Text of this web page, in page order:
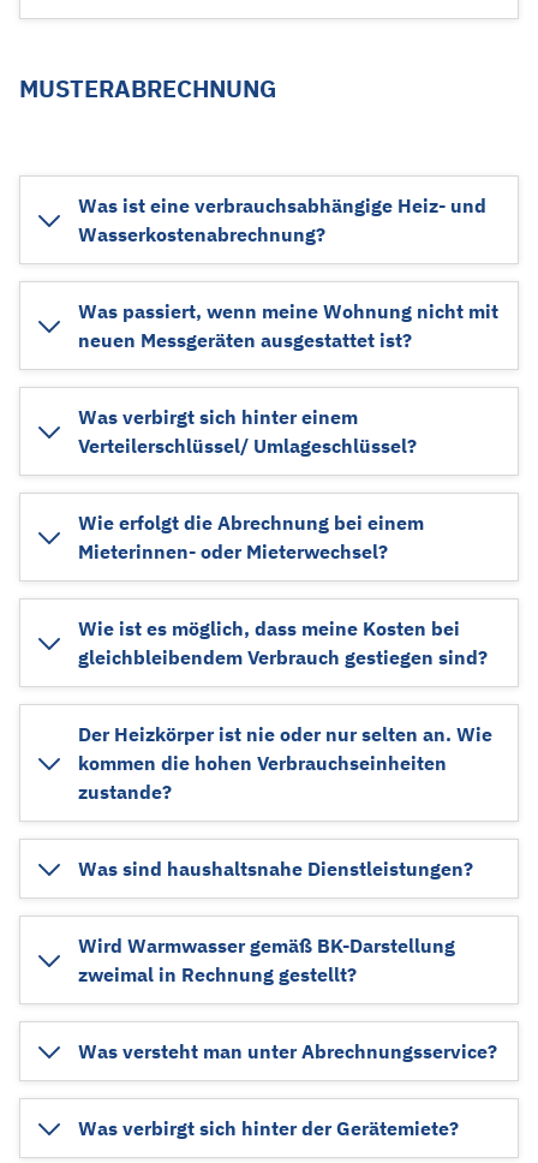
MUSTERABRECHNUNG
Was ist eine verbrauchsabhängige Heiz- und
Wasserkostenabrechnung?
Was passiert, wenn meine Wohnung nicht mit
neuen Messgeräten ausgestattet ist?
Was verbirgt sich hinter einem
Verteilerschlüssel/ Umlageschlüssel?
Wie erfolgt die Abrechnung bei einem
Mieterinnen- oder Mieterwechsel?
Wie ist es möglich, dass meine Kosten bei
gleichbleibendem Verbrauch gestiegen sind?
Der Heizkörper ist nie oder nur selten an. Wie
kommen die hohen Verbrauchseinheiten
zustande?
Was sind haushaltsnahe Dienstleistungen?
Wird Warmwasser gemäß BK-Darstellung
zweimal in Rechnung gestellt?
Was versteht man unter Abrechnungsservice?
Was verbirgt sich hinter der Gerätemiete?